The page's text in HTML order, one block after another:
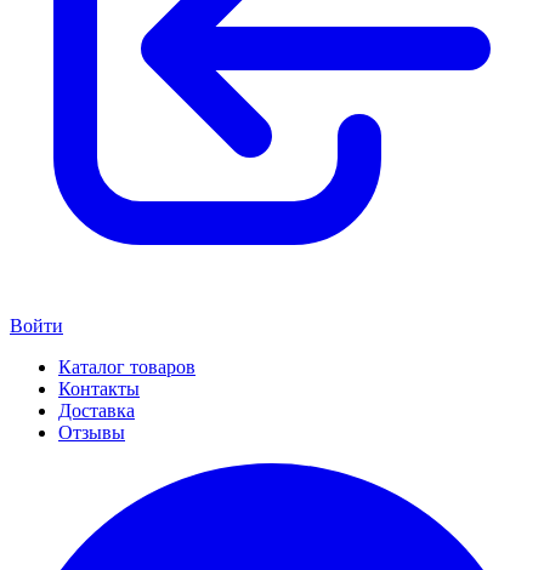
Войти
Каталог товаров
Контакты
Доставка
Отзывы